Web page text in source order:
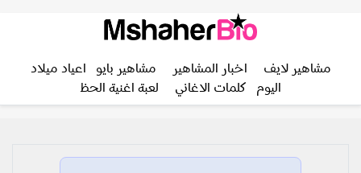
مشاهير لايف اخبار المشاهير مشاهير بايو
اعياد ميلاد
اليوم
كلمات الاغاني لعبة اغنية الحظ